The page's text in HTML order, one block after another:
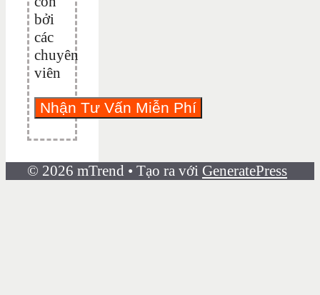
bởi
các
chuyên
viên
© 2026 mTrend • Tạo ra với GeneratePress